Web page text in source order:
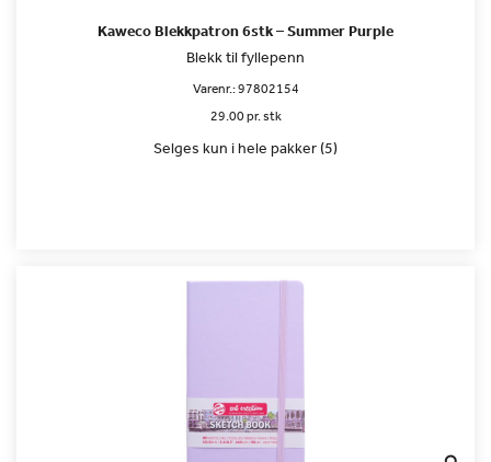
Kaweco Blekkpatron 6stk – Summer Purple
Blekk til fyllepenn
Varenr.:97802154
29.00 pr. stk
Selges kun i hele pakker (5)